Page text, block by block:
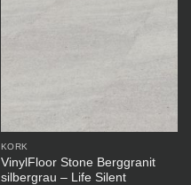
KORK
VinylFloor Stone Berggranit
silbergrau – Life Silent